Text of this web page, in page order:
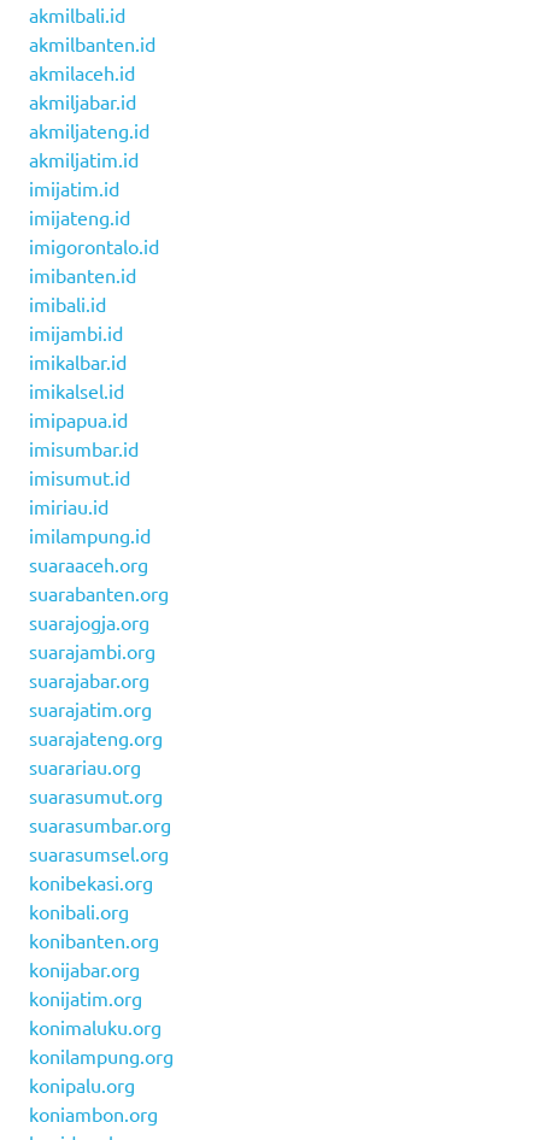
akmilbali.id
akmilbanten.id
akmilaceh.id
akmiljabar.id
akmiljateng.id
akmiljatim.id
imijatim.id
imijateng.id
imigorontalo.id
imibanten.id
imibali.id
imijambi.id
imikalbar.id
imikalsel.id
imipapua.id
imisumbar.id
imisumut.id
imiriau.id
imilampung.id
suaraaceh.org
suarabanten.org
suarajogja.org
suarajambi.org
suarajabar.org
suarajatim.org
suarajateng.org
suarariau.org
suarasumut.org
suarasumbar.org
suarasumsel.org
konibekasi.org
konibali.org
konibanten.org
konijabar.org
konijatim.org
konimaluku.org
konilampung.org
konipalu.org
koniambon.org